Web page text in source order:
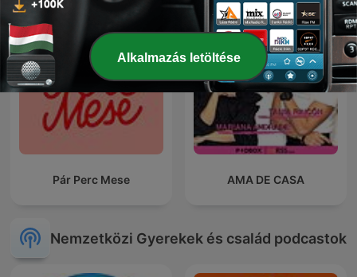
Pár Perc Mese AMA DE CASA
Nemzetközi Gyerekek és család podcastok
Alkalmazás letöltése